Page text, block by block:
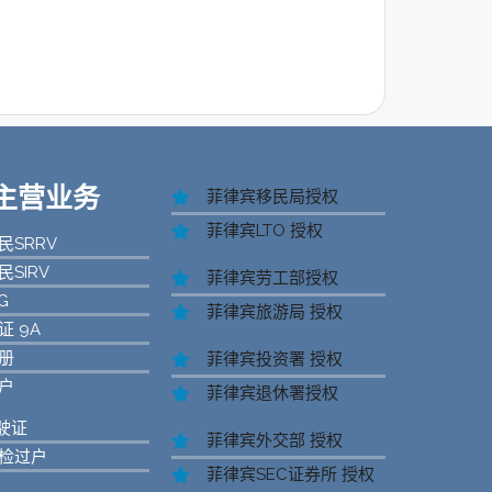
营业务
SRRV
SIRV
9A
证
过户
菲律宾移民局授权
菲律宾LTO 授权
菲律宾劳工部授权
菲律宾旅游局 授权
菲律宾投资署 授权
菲律宾退休署授权
菲律宾外交部 授权
菲律宾SEC证券所 授权